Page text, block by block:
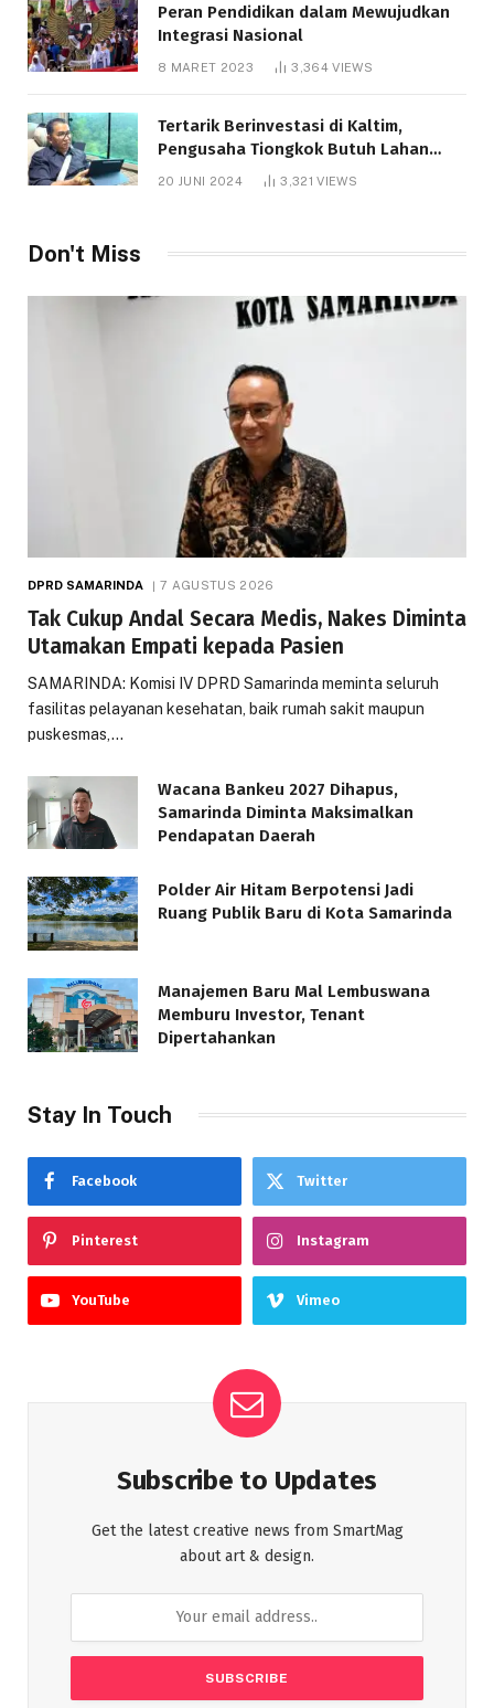
Peran Pendidikan dalam Mewujudkan
Integrasi Nasional
8 MARET 2023 3,364VIEWS
Tertarik Berinvestasi di Kaltim,
Pengusaha Tiongkok Butuh Lahan
1.000 Hektare
20 JUNI 2024 3,321VIEWS
Don't Miss
DPRD SAMARINDA 7 AGUSTUS 2026
Tak Cukup Andal Secara Medis, Nakes Diminta
Utamakan Empati kepada Pasien
SAMARINDA: Komisi IV DPRD Samarinda meminta seluruh
fasilitas pelayanan kesehatan, baik rumah sakit maupun
puskesmas,…
Wacana Bankeu 2027 Dihapus,
Samarinda Diminta Maksimalkan
Pendapatan Daerah
Polder Air Hitam Berpotensi Jadi
Ruang Publik Baru di Kota Samarinda
Manajemen Baru Mal Lembuswana
Memburu Investor, Tenant
Dipertahankan
Stay In Touch
Facebook Twitter
Pinterest Instagram
YouTube Vimeo
Subscribe to Updates
Get the latest creative news from SmartMag
about art & design.